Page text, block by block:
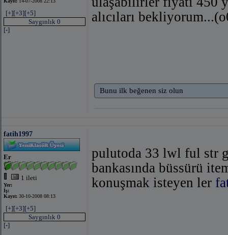
[+][+3][+5]
Saygınlık 0
[-]
alıcıları
Bunu ilk beğenen siz olun
fatih1997
Er
1 ileti
Yer:
İş:
Kayıt: 30-10-2008 08:13
[+][+3][+5]
Saygınlık 0
[-]
pulutoda 33 lwl ful str
bankasında büssürü
konuşmak isteyen ler